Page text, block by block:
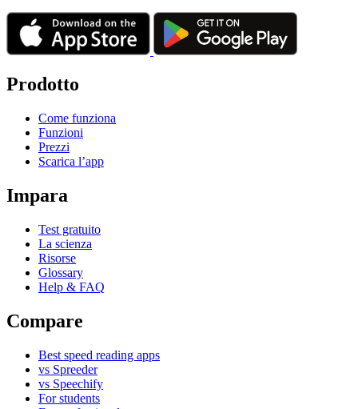
Prodotto
Come funziona
Funzioni
Prezzi
Scarica l’app
Impara
Test gratuito
La scienza
Risorse
Glossary
Help & FAQ
Compare
Best speed reading apps
vs Spreeder
vs Speechify
For students